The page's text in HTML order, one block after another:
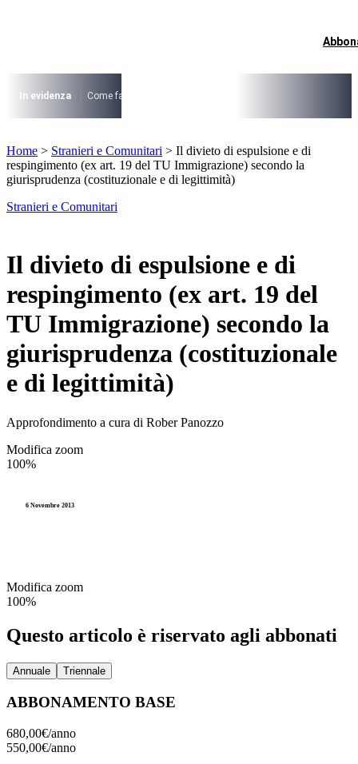
I più cercati
Lorem ipsum dolor sit amet consectetur
Lorem ipsum dolor sit amet consectetur
In evidenza Come fare per …
Lorem ipsum dolor sit amet consectetur
Home > Stranieri e Comunitari > Il divieto di espulsione e di
respingimento (ex art. 19 del TU Immigrazione) secondo la
giurisprudenza (costituzionale e di legittimità)
Stranieri e Comunitari
Il divieto di espulsione e di
respingimento (ex art. 19 del
TU Immigrazione) secondo la
giurisprudenza (costituzionale
e di legittimità)
Approfondimento a cura di Rober Panozzo
Modifica zoom
100%
6 Novembre 2013
Modifica zoom
100%
Questo articolo è riservato agli abbonati
Annuale Triennale
ABBONAMENTO BASE
680,00€/anno
550,00€/anno